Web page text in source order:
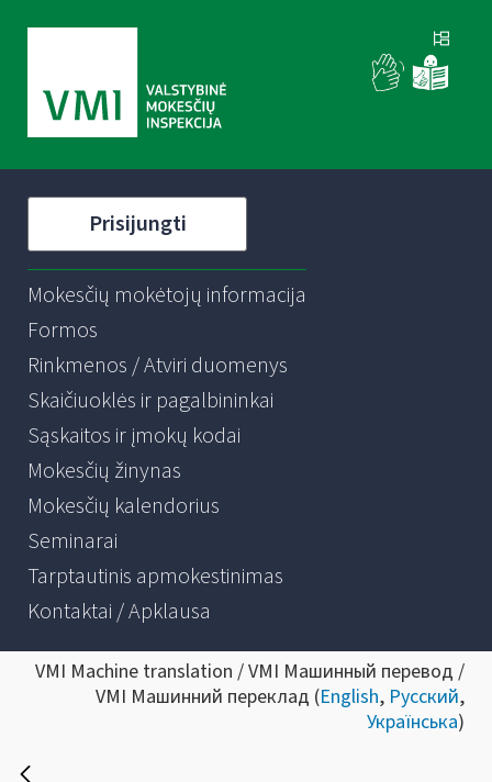
Prisijungti
Mokesčių mokėtojų informacija
Formos
Rinkmenos / Atviri duomenys
Skaičiuoklės ir pagalbininkai
Sąskaitos ir įmokų kodai
Mokesčių žinynas
Mokesčių kalendorius
Seminarai
Tarptautinis apmokestinimas
Kontaktai / Apklausa
VMI Machine translation / VMI Машинный перевод /
VMI Машинний переклад (English, Русский,
Українська)